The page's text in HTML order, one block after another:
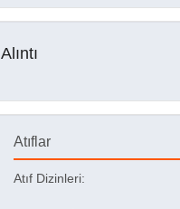
Alıntı
Atıflar
Atıf Dizinleri: